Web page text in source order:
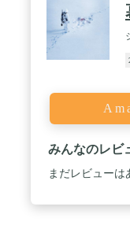
みんなのレビ
まだレビューは